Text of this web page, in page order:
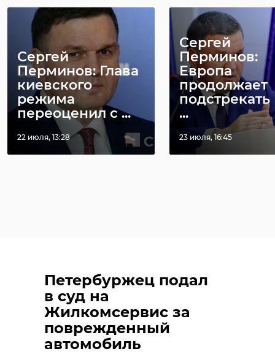
Сергей
Перминов: Глава
киевского
режима
переоценил с ...
22 июля, 13:28
Сергей
Перминов:
Европа
продолжает
...
23 июля, 16:45
Петербуржец подал
в суд на
Жилкомсервис за
поврежденный
автомобиль